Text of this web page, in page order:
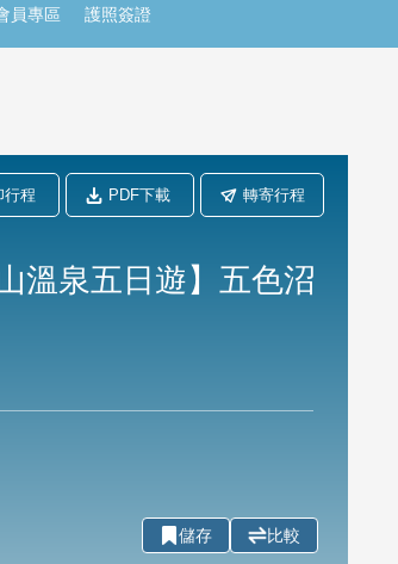
員專區 護照簽證
行程 PDF下載 轉寄行程
溫泉五日遊】五色沼
儲存 比較